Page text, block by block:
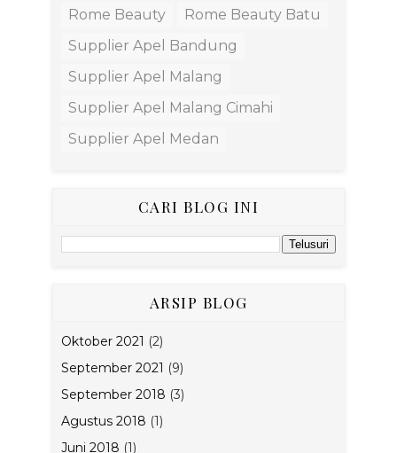
Rome Beauty
Rome Beauty Batu
Supplier Apel Bandung
Supplier Apel Malang
Supplier Apel Malang Cimahi
Supplier Apel Medan
CARI BLOG INI
ARSIP BLOG
Oktober 2021 (2)
September 2021 (9)
September 2018 (3)
Agustus 2018 (1)
Juni 2018 (1)